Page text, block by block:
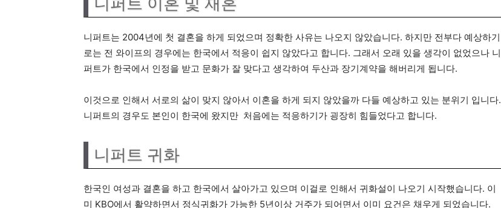
니퍼트는 2004년에 첫 결혼을 하게 되었으며 정확한 사유는 나오지 않았습니다. 하지만 전부다 예상하기
로는 전 와이프의 경우에는 한국에서 적응이 쉽지 않았다고 합니다. 그래서 오래 있을 생각이 없었으나 니
퍼트가 한국에서 인정을 받고 문화가 잘 맞다고 생각하여 두산과 장기계약을 해버리게 됩니다.
이것으로 인해서 서로의 삶이 맞지 않아서 이혼을 하게 되지 않았을까 다들 예상하고 있는 분위기 입니다.
니퍼트의 경우도 본인이 한국에 왔지만 처음에는 적응하기가 굉장히 힘들었다고 합니다.
니퍼트 귀화
한국인 여성과 결혼을 하고 한국에서 살아가고 있으며 이걸로 인해서 귀화설이 나오기 시작했습니다. 이
미 KBO에서 활약하면서 정식귀화가 가능한 5년이상 거주가 되어면서 이미 요건은 채우게 되었습니다.